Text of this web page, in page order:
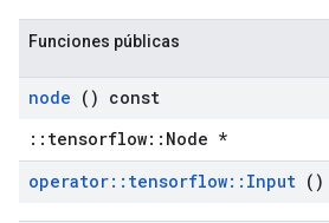
Funciones públicas
node () const
::tensorflow::Node *
operator:: tensorflow:: Input ()